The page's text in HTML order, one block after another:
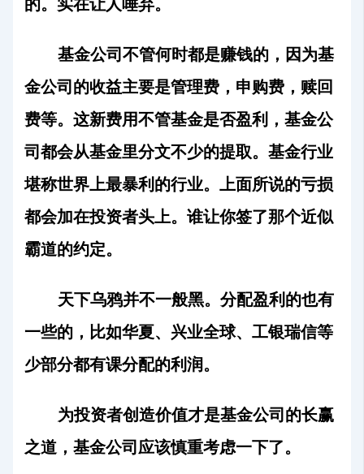
的。实在让人唾弃。
基金公司不管何时都是赚钱的，因为基
金公司的收益主要是管理费，申购费，赎回
费等。这新费用不管基金是否盈利，基金公
司都会从基金里分文不少的提取。基金行业
堪称世界上最暴利的行业。上面所说的亏损
都会加在投资者头上。谁让你签了那个近似
霸道的约定。
天下乌鸦并不一般黑。分配盈利的也有
一些的，比如华夏、兴业全球、工银瑞信等
少部分都有课分配的利润。
为投资者创造价值才是基金公司的长赢
之道，基金公司应该慎重考虑一下了。